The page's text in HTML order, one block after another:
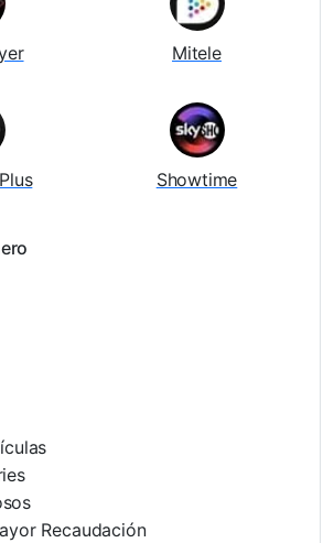
Mitele
Showtime
Recaudación